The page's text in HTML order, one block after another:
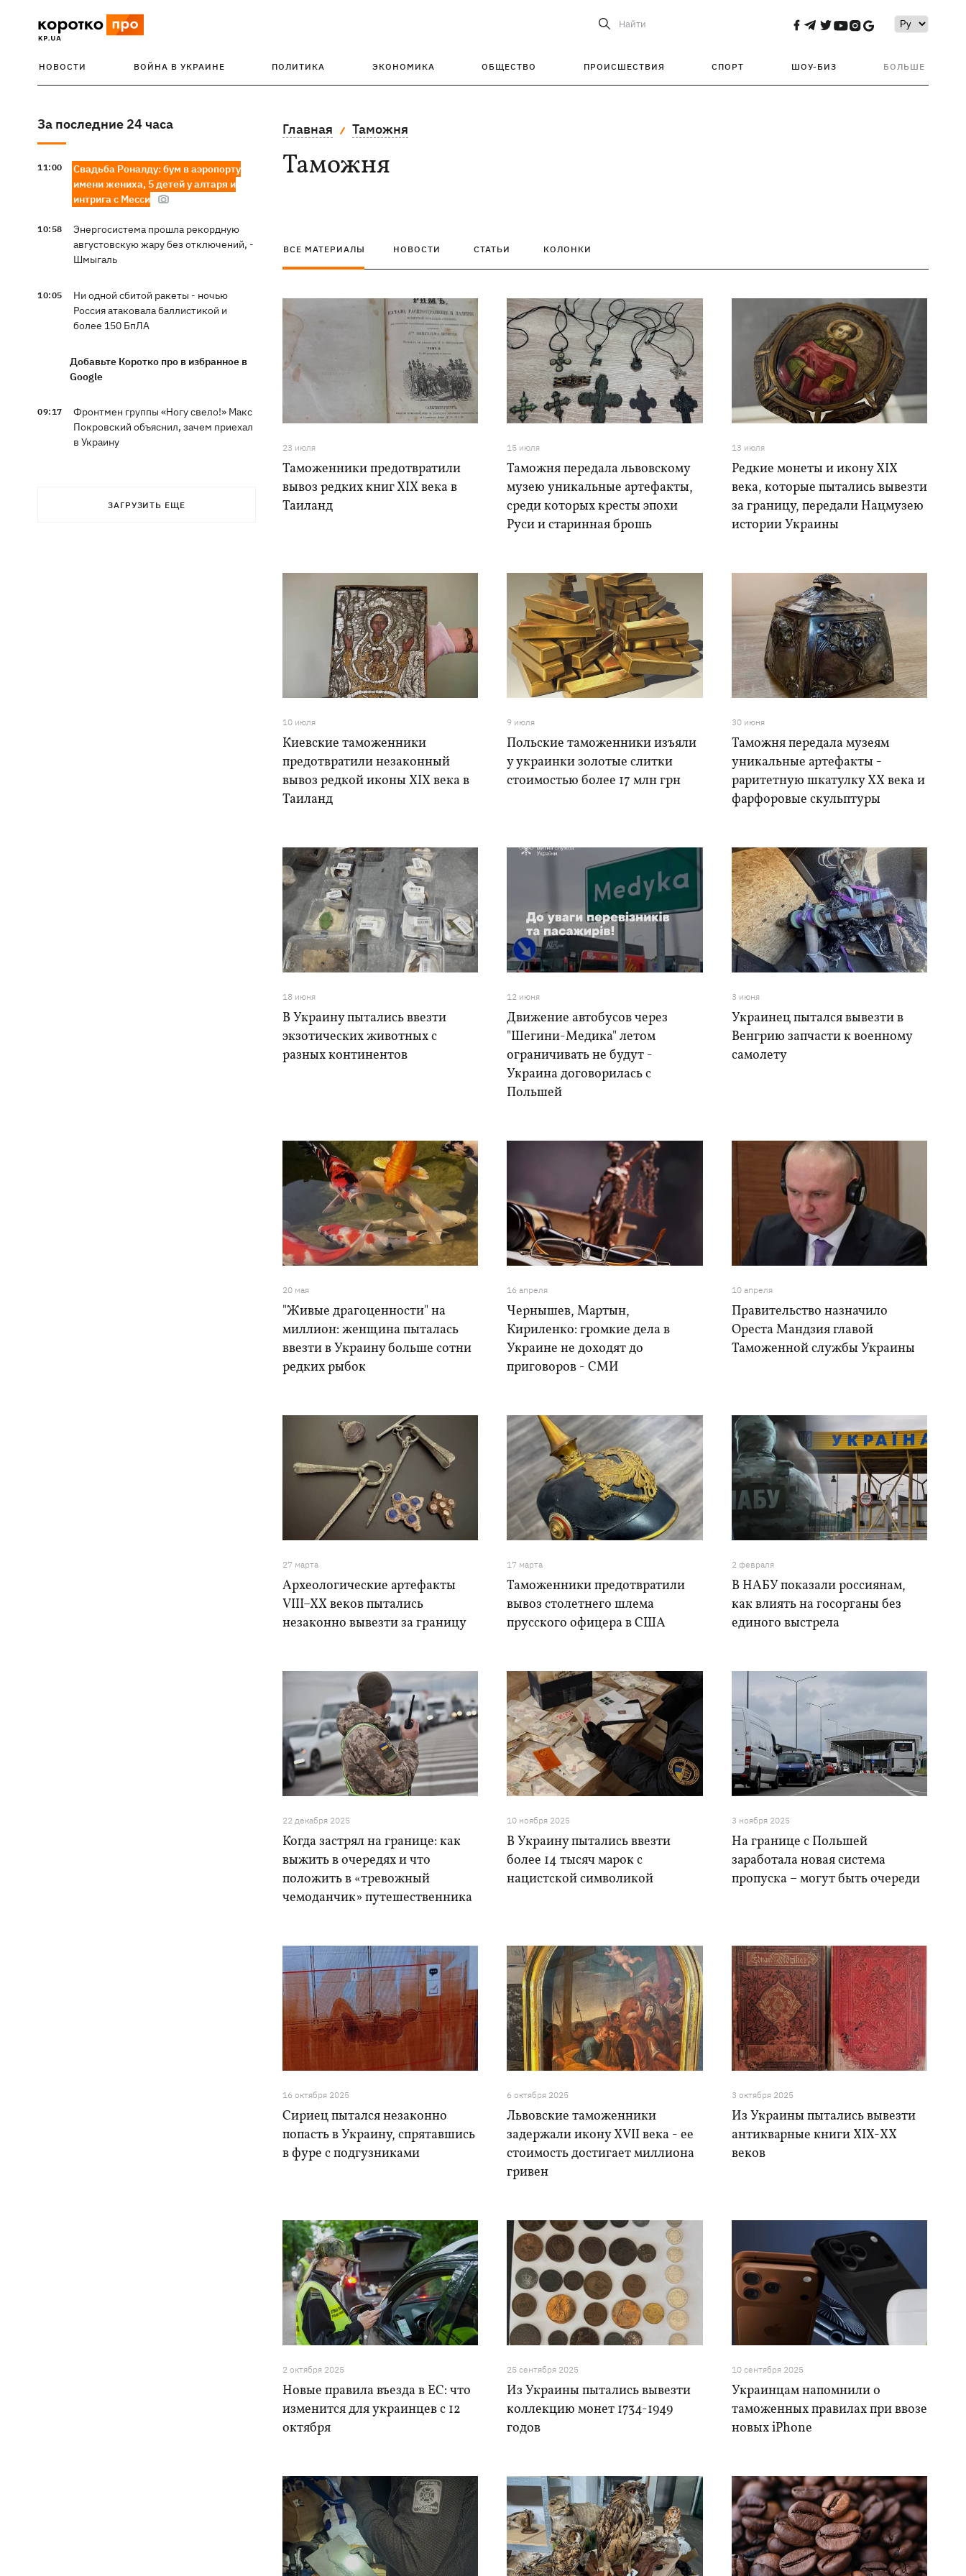
Найти
НОВОСТИ ВОЙНА В УКРАИНЕ ПОЛИТИКА ЭКОНОМИКА ОБЩЕСТВО ПРОИСШЕСТВИЯ СПОРТ ШОУ-БИЗ БОЛЬШЕ
За последние 24 часа
11:00
Свадьба Роналду: бум в аэропорту
имени жениха, 5 детей у алтаря и
интрига с Месси
10:58
Энергосистема прошла рекордную
августовскую жару без отключений, -
Шмыгаль
10:05
Ни одной сбитой ракеты - ночью
Россия атаковала баллистикой и
более 150 БпЛА
Добавьте Коротко про в избранное в
Google
09:17
Фронтмен группы «Ногу свело!» Макс
Покровский объяснил, зачем приехал
в Украину
ураган натворил беды на
ЗАГРУЗИТЬ ЕЩЕ
Главная Таможня
Таможня
ВСЕ МАТЕРИАЛЫ НОВОСТИ СТАТЬИ КОЛОНКИ
23 июля
Таможенники предотвратили
вывоз редких книг XIX века в
Таиланд
15 июля
Таможня передала львовскому
музею уникальные артефакты,
среди которых кресты эпохи
Руси и старинная брошь
13 июля
Редкие монеты и икону XIX
века, которые пытались вывезти
за границу, передали Нацмузею
истории Украины
10 июля
Киевские таможенники
предотвратили незаконный
вывоз редкой иконы XIX века в
Таиланд
9 июля
Польские таможенники изъяли
у украинки золотые слитки
стоимостью более 17 млн ​​грн
30 июня
Таможня передала музеям
уникальные артефакты -
раритетную шкатулку XX века и
фарфоровые скульптуры
18 июня
В Украину пытались ввезти
экзотических животных с
разных континентов
12 июня
Движение автобусов через
"Шегини-Медика" летом
ограничивать не будут -
Украина договорилась с
Польшей
3 июня
Украинец пытался вывезти в
Венгрию запчасти к военному
самолету
20 мая
"Живые драгоценности" на
миллион: женщина пыталась
ввезти в Украину больше сотни
редких рыбок
16 апреля
Чернышев, Мартын,
Кириленко: громкие дела в
Украине не доходят до
приговоров - СМИ
10 апреля
Правительство назначило
Ореста Мандзия главой
Таможенной службы Украины
27 марта
Археологические артефакты
VIII–XX веков пытались
незаконно вывезти за границу
17 марта
Таможенники предотвратили
вывоз столетнего шлема
прусского офицера в США
2 февраля
В НАБУ показали россиянам,
как влиять на госорганы без
единого выстрела
22 декабря 2025
Когда застрял на границе: как
выжить в очередях и что
положить в «тревожный
чемоданчик» путешественника
10 ноября 2025
В Украину пытались ввезти
более 14 тысяч марок с
нацистской символикой
3 ноября 2025
На границе с Польшей
заработала новая система
пропуска – могут быть очереди
16 октября 2025
Сириец пытался незаконно
попасть в Украину, спрятавшись
в фуре с подгузниками
6 октября 2025
Львовские таможенники
задержали икону XVII века - ее
стоимость достигает миллиона
гривен
3 октября 2025
Из Украины пытались вывезти
антикварные книги XIX-ХХ
веков
2 октября 2025
Новые правила въезда в ЕС: что
изменится для украинцев с 12
октября
25 сентября 2025
Из Украины пытались вывезти
коллекцию монет 1734-1949
годов
10 сентября 2025
Украинцам напомнили о
таможенных правилах при ввозе
новых iPhone